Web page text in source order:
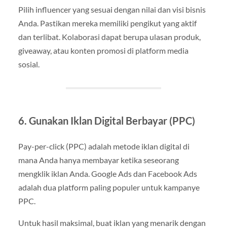
Pilih influencer yang sesuai dengan nilai dan visi bisnis
Anda. Pastikan mereka memiliki pengikut yang aktif
dan terlibat. Kolaborasi dapat berupa ulasan produk,
giveaway, atau konten promosi di platform media
sosial.
6. Gunakan Iklan Digital Berbayar (PPC)
Pay-per-click (PPC) adalah metode iklan digital di
mana Anda hanya membayar ketika seseorang
mengklik iklan Anda. Google Ads dan Facebook Ads
adalah dua platform paling populer untuk kampanye
PPC.
Untuk hasil maksimal, buat iklan yang menarik dengan